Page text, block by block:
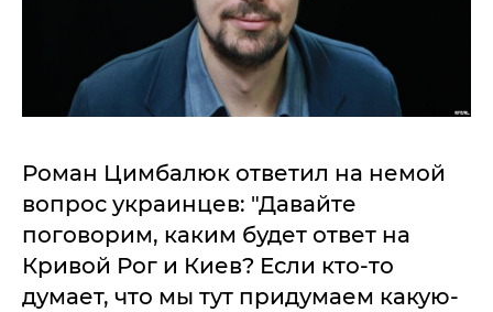
Роман Цимбалюк ответил на немой
вопрос украинцев: "Давайте
поговорим, каким будет ответ на
Кривой Рог и Киев? Если кто-то
думает, что мы тут придумаем какую-